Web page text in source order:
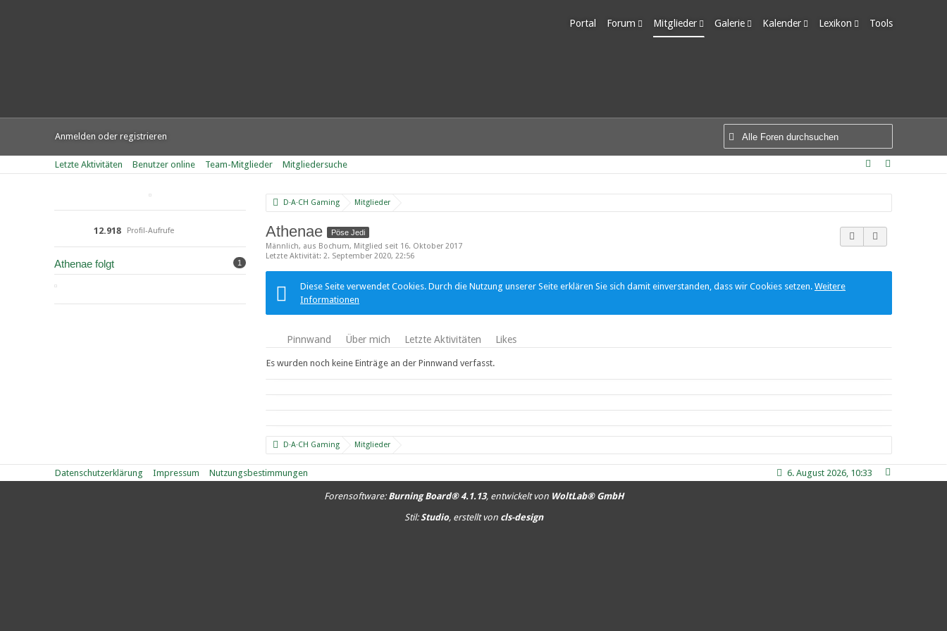
Anmelden oder registrieren
Portal Forum Mitglieder Galerie Kalender Lexikon Tools
Letzte Aktivitäten Benutzer online Team-Mitglieder Mitgliedersuche
Profil-Aufrufe
12.918
Athenae folgt 1
D·A·CH Gaming Mitglieder
Athenae Pöse Jedi
Männlich aus Bochum
Mitglied seit 16. Oktober 2017
Letzte Aktivität 2. September 2020, 22:56
Diese Seite verwendet Cookies. Durch die Nutzung unserer Seite erklären Sie sich damit einverstanden, dass wir Cookies setzen. Weitere
Informationen
Pinnwand Über mich Letzte Aktivitäten Likes
Es wurden noch keine Einträge an der Pinnwand verfasst.
D·A·CH Gaming Mitglieder
Datenschutzerklärung Impressum Nutzungsbestimmungen 6. August 2026, 10:33
Forensoftware: Burning Board® 4.1.13, entwickelt von WoltLab® GmbH
Stil:Studio, erstellt von cls-design